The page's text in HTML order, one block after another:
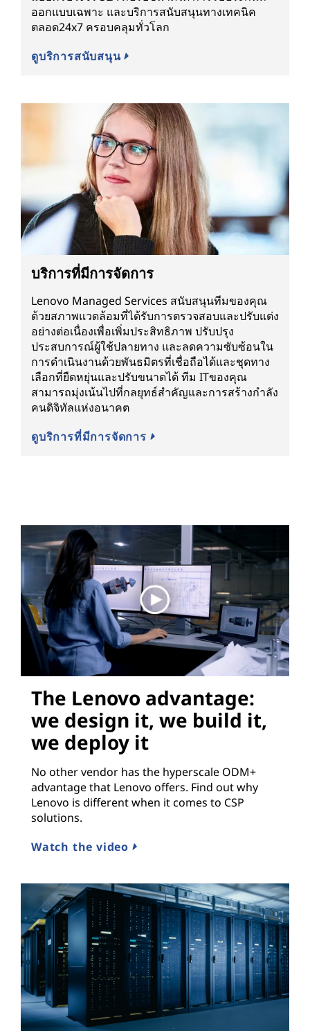
ออกแบบเฉพาะ และบริการสนับสนุนทางเทคนิค
ตลอด24x7 ครอบคลุมทั่วโลก
ดูบริการสนับสนุน
บริการที่มีการจัดการ
Lenovo Managed Services สนับสนุนทีมของคุณ
ด้วยสภาพแวดล้อมที่ได้รับการตรวจสอบและปรับแต่ง
อย่างต่อเนื่องเพื่อเพิ่มประสิทธิภาพ ปรับปรุง
ประสบการณ์ผู้ใช้ปลายทาง และลดความซับซ้อนใน
การดำเนินงานด้วยพันธมิตรที่เชื่อถือได้และชุดทาง
เลือกที่ยืดหยุ่นและปรับขนาดได้ ทีม ITของคุณ
สามารถมุ่งเน้นไปที่กลยุทธ์สำคัญและการสร้างกำลัง
คนดิจิทัลแห่งอนาคต
ดูบริการที่มีการจัดการ
The Lenovo advantage:
we design it, we build it,
we deploy it
No other vendor has the hyperscale ODM+
advantage that Lenovo offers. Find out why
Lenovo is different when it comes to CSP
solutions.
Watch the video